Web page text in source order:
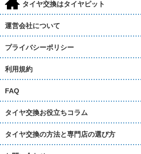
h タイヤ交換はタイヤピット
運営会社について
プライバシーポリシー
利用規約
FAQ
タイヤ交換お役立ちコラム
タイヤ交換の方法と専門店の選び方